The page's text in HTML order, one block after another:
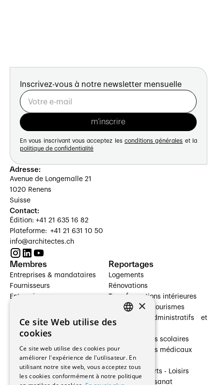
Inscrivez-vous à notre newsletter mensuelle
En vous inscrivant vous acceptez les conditions générales et la
politique de confidentialité
Adresse:
Avenue de Longemalle 21
1020 Renens
Suisse
Contact:
Édition: +41 21 635 16 82
Plateforme: +41 21 631 10 50
info@architectes.ch
Membres
Entreprises & mandataires
Fournisseurs
Entreprises
Architectes paysagistes
Architectes d'intérieur
Entreprises générales
Ingénieurs et mandataires
Fabricants / Fournisseurs
Reportages
Logements
Rénovations
Transformations intérieures
Hôtelleries et tourismes
Bâtiments administratifs et
Établissements scolaires
Établissements médicaux
Villas
Cultures - Sports - Loisirs
Industrie - Artisanat
×
Ce site Web utilise des
cookies
Ce site web utilise des cookies pour
améliorer l'expérience de l'utilisateur. En
utilisant notre site web, vous acceptez tous
les cookies conformément à notre politique